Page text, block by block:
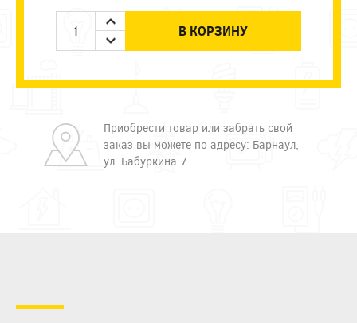
В КОРЗИНУ
Приобрести товар или забрать свой
заказ вы можете по адресу: Барнаул,
ул. Бабуркина 7